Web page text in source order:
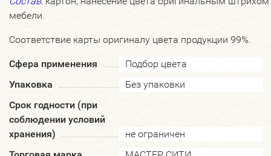
мебели.
Соответствие карты оригиналу цвета продукции 99%.
Сфера применения
Подбор цвета
Упаковка
Без упаковки
Срок годности (при
соблюдении условий
хранения)
не ограничен